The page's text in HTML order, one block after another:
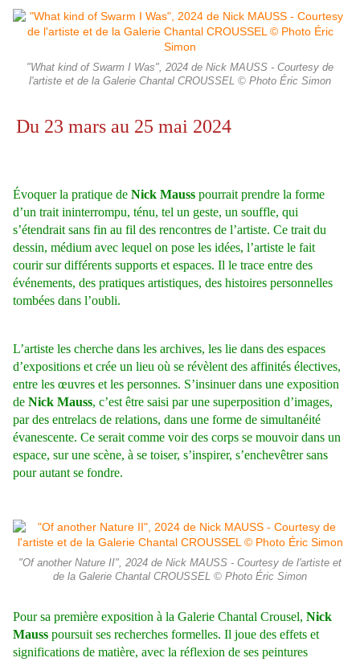
"What kind of Swarm I Was", 2024 de Nick MAUSS - Courtesy de
l'artiste et de la Galerie Chantal CROUSSEL © Photo Éric Simon
Du 23 mars au 25 mai 2024
Évoquer la pratique de Nick Mauss pourrait prendre la forme
d’un trait ininterrompu, ténu, tel un geste, un souffle, qui
s’étendrait sans fin au fil des rencontres de l’artiste. Ce trait du
dessin, médium avec lequel on pose les idées, l’artiste le fait
courir sur différents supports et espaces. Il le trace entre des
événements, des pratiques artistiques, des histoires personnelles
tombées dans l’oubli.
L’artiste les cherche dans les archives, les lie dans des espaces
d’expositions et crée un lieu où se révèlent des affinités électives,
entre les œuvres et les personnes. S’insinuer dans une exposition
de Nick Mauss, c’est être saisi par une superposition d’images,
par des entrelacs de relations, dans une forme de simultanéité
évanescente. Ce serait comme voir des corps se mouvoir dans un
espace, sur une scène, à se toiser, s’inspirer, s’enchevêtrer sans
pour autant se fondre.
"Of another Nature II", 2024 de Nick MAUSS - Courtesy de l'artiste et
de la Galerie Chantal CROUSSEL © Photo Éric Simon
Pour sa première exposition à la Galerie Chantal Crousel, Nick
Mauss poursuit ses recherches formelles. Il joue des effets et
significations de matière, avec la réflexion de ses peintures